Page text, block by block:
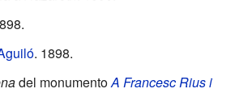
. 1898.
del monumentoA Francesc Rius i